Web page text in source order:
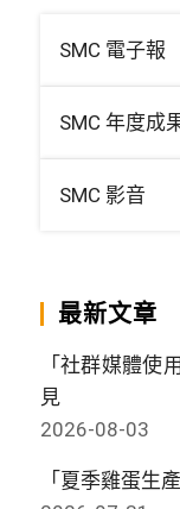
SMC 電子報
SMC 年度成
SMC 影音
最新文章
「社群媒體使
見
2026-08-03
「夏季雞蛋生